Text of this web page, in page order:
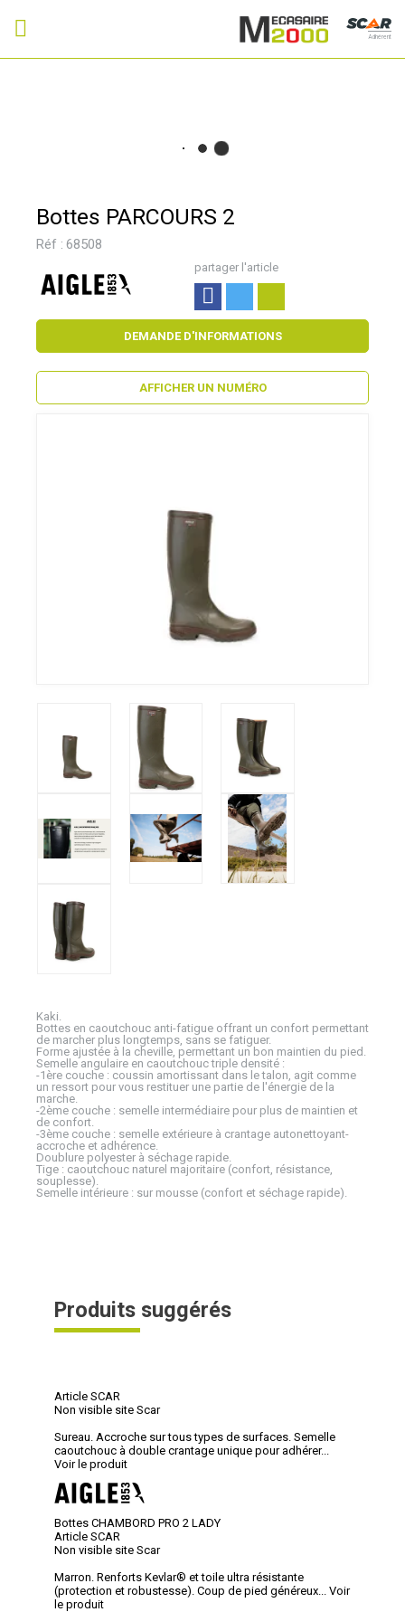
Adhérent
Bottes PARCOURS 2
Réf : 68508
partager l'article
Kaki.
Bottes en caoutchouc anti-fatigue offrant un confort permettant
de marcher plus longtemps, sans se fatiguer.
Forme ajustée à la cheville, permettant un bon maintien du pied.
Semelle angulaire en caoutchouc triple densité :
-1ère couche : coussin amortissant dans le talon, agit comme
un ressort pour vous restituer une partie de l'énergie de la
marche.
-2ème couche : semelle intermédiaire pour plus de maintien et
de confort.
-3ème couche : semelle extérieure à crantage autonettoyant-
accroche et adhérence.
Doublure polyester à séchage rapide.
Tige : caoutchouc naturel majoritaire (confort, résistance,
souplesse).
Semelle intérieure : sur mousse (confort et séchage rapide).
DEMANDE D'INFORMATIONS
AFFICHER UN NUMÉRO
Produits suggérés
Article SCAR
Non visible site Scar
Sureau. Accroche sur tous types de surfaces. Semelle
caoutchouc à double crantage unique pour adhérer...
Voir le produit
Bottes CHAMBORD PRO 2 LADY
Article SCAR
Non visible site Scar
Marron. Renforts Kevlar® et toile ultra résistante
(protection et robustesse). Coup de pied généreux...
Voir
le produit